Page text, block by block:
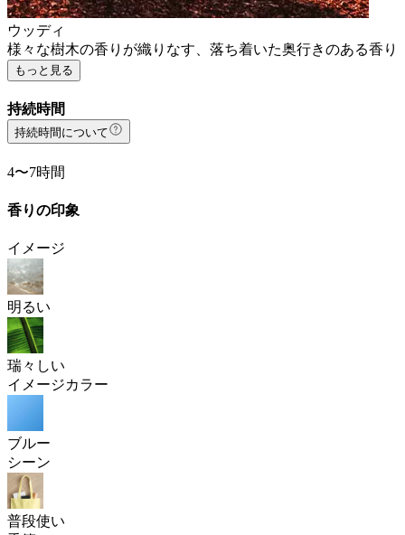
ウッディ
様々な樹木の香りが織りなす、落ち着いた奥行きのある香り
もっと見る
持続時間
持続時間について
4〜7時間
香りの印象
イメージ
明るい
瑞々しい
イメージカラー
ブルー
シーン
普段使い